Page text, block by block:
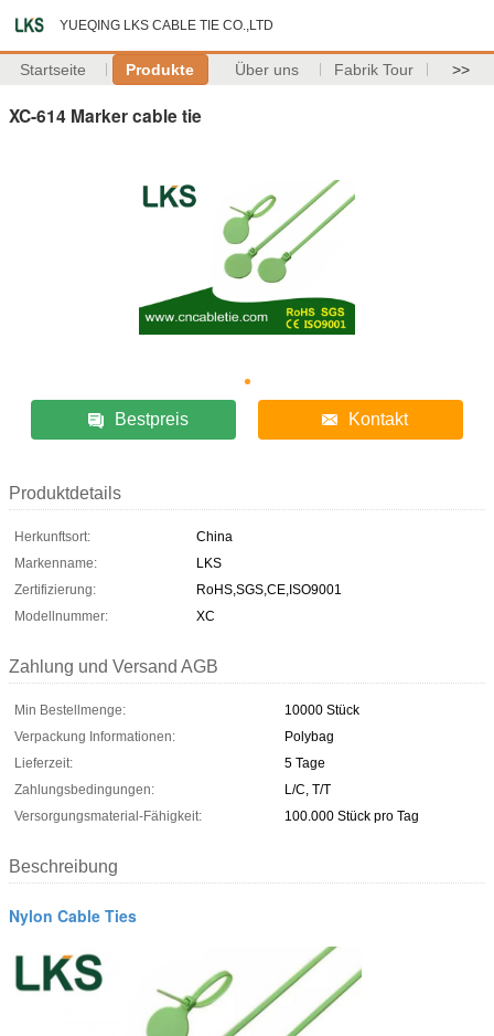
YUEQING LKS CABLE TIE CO.,LTD
Startseite Produkte Über uns Fabrik Tour >>
XC-614 Marker cable tie
Bestpreis Kontakt
Produktdetails
Herkunftsort:
China
Markenname:
LKS
Zertifizierung:
RoHS,SGS,CE,ISO9001
Modellnummer:
XC
Zahlung und Versand AGB
Min Bestellmenge:
10000 Stück
Verpackung Informationen:
Polybag
Lieferzeit:
5 Tage
Zahlungsbedingungen:
L/C, T/T
Versorgungsmaterial-Fähigkeit:
100.000 Stück pro Tag
Beschreibung
Nylon Cable Ties